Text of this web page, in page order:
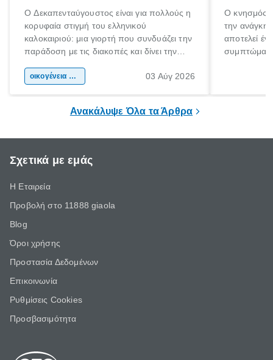
Ο Δεκαπενταύγουστος είναι για πολλούς η
κορυφαία στιγμή του ελληνικού
καλοκαιριού: μια γιορτή που συνδυάζει την
παράδοση με τις διακοπές και δίνει την
χώρας. Είτε πρόκειται για λίγες μέρες
οικογένεια & παιδί 03 Αύγ 2026
Ο κνησμός
την ανάγκη
αποτελεί
Ανακάλυψε Όλα τα Άρθρα
Σχετικά με εμάς
Η Εταιρεία
Προβολή στο 11888 giaola
Blog
Όροι χρήσης
Προστασία Δεδομένων
Επικοινωνία
Ρυθμίσεις Cookies
Προσβασιμότητα